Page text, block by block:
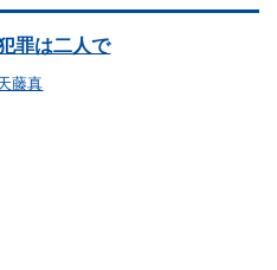
罪は二人で
藤真